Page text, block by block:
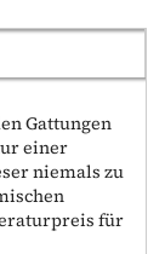
Gattungen
einer
niemals zu
für